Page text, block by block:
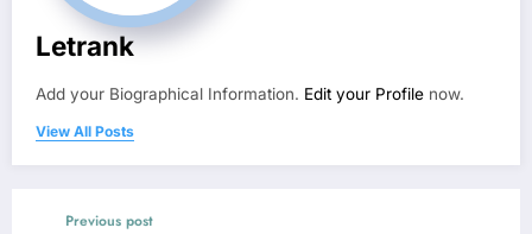
Letrank
Add your Biographical Information. Edit your Profile now.
View All Posts
Previous post